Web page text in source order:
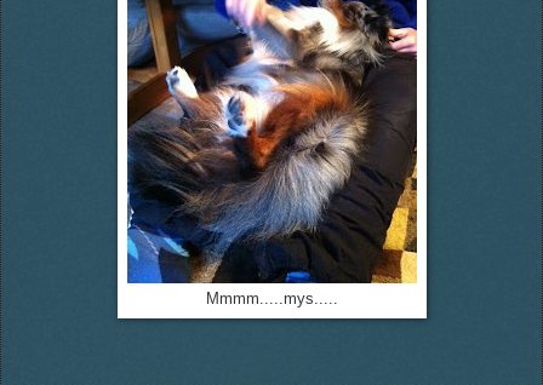
Mmmm.....mys.....